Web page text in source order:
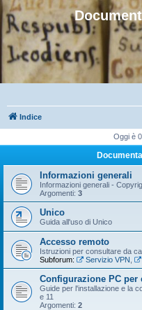
Indice
Oggi è
Informazioni generali
Informazioni generali -
Argomenti: 3
Unico
Guida all'uso di Unico
Accesso remoto
Istruzioni per consultare da
Subforum:
Servizio VPN
Configurazione PC
Guide per l'installazione e la
e 11
Argomenti: 2